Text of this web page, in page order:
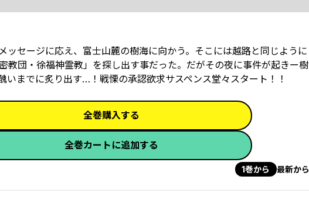
セージに応え、富士山麓の樹海に向かう。そこには越路と同じように
団・徐福神霊教」を探し出す事だった。だがその夜に事件が起きー樹
いまでに炙り出す…！戦慄の承認欲求サスペンス堂々スタート！！
全巻購入する
全巻カートに追加する
1巻から 最新から